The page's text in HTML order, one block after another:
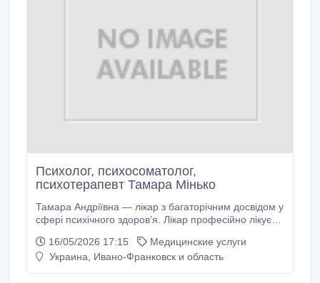
Психолог, психосоматолог,
психотерапевт Тамара Мінько
Тамара Андріївна — лікар з багаторічним досвідом у
сфері психічного здоров’я. Лікар професійно лікує
страхи, тривога, нав'язливі дії та думки, порушення
поведінки, агресія, конфліктність, асоціальна
16/05/2026 17:15
Медицинские услуги
Украина, Ивано-Франковск и область